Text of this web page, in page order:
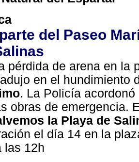
del Paseo
pérdida de arena en la
en el hundimiento
. La Policía
obras de emergencia.
la Playa de
el día 14 en la
las 12h